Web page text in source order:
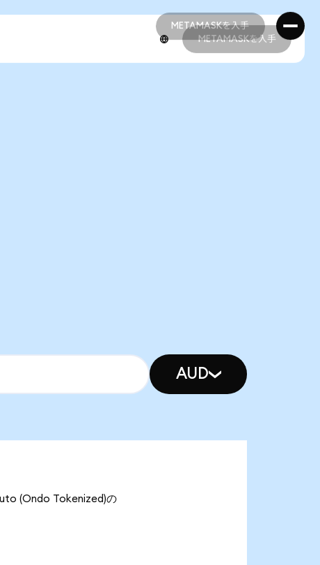
METAMASKを入手
METAMASKを入手
METAMASKを入手
AUD
(Ondo Tokenized)の